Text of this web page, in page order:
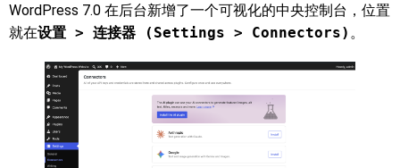
WordPress 7.0 在后台新增了一个可视化的中央控制台，位置
就在设置 > 连接器 (Settings > Connectors) 。